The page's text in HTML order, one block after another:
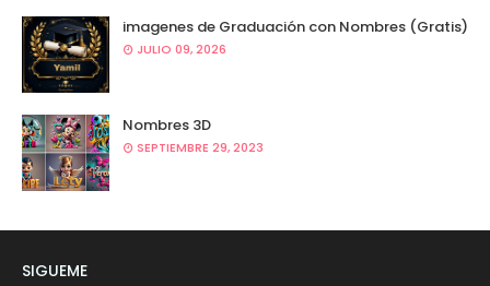
imagenes de Graduación con Nombres (Gratis)
JULIO 09, 2026
Nombres 3D
SEPTIEMBRE 29, 2023
SIGUEME